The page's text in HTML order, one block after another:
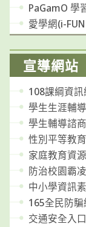
PaGamO 學
愛學網(i-
宣導網站
108課綱資訊
學生生涯輔
學生輔導諮
性別平等教
家庭教育資
防治校園霸
中小學資訊
165全民防騙
交通安全入